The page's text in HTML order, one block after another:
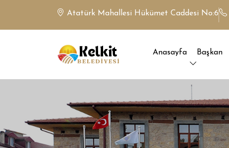
Atatürk Mahallesi Hükümet Caddesi No:6
Anasayfa Başkan